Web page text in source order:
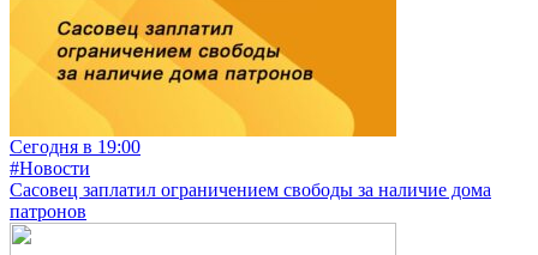
Сегодня в 19:00
#Новости
Сасовец заплатил ограничением свободы за наличие дома
патронов